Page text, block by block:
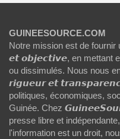
GUINEESOURCE.COM
Notre mission est de
𝙚𝙩 𝙤𝙗𝙟𝙚𝙘𝙩𝙞𝙫𝙚, en mettant
ou dissimulés. Nous nous
𝙧𝙞𝙜𝙪𝙚𝙪𝙧 𝙚𝙩
politiques, économiques,
Guinée. Chez
presse libre et
l'information est un droit,